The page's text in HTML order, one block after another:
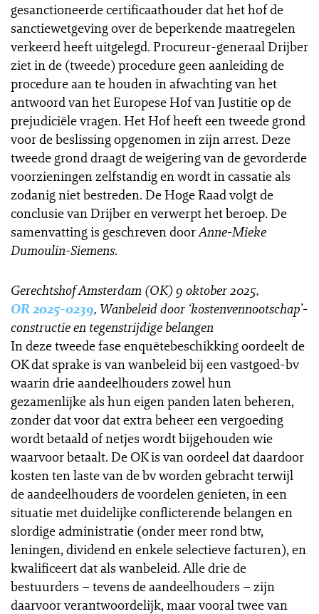
gesanctioneerde certificaathouder dat het hof de
sanctiewetgeving over de beperkende maatregelen
verkeerd heeft uitgelegd. Procureur-generaal Drijber
ziet in de (tweede) procedure geen aanleiding de
procedure aan te houden in afwachting van het
antwoord van het Europese Hof van Justitie op de
prejudiciële vragen. Het Hof heeft een tweede grond
voor de beslissing opgenomen in zijn arrest. Deze
tweede grond draagt de weigering van de gevorderde
voorzieningen zelfstandig en wordt in cassatie als
zodanig niet bestreden. De Hoge Raad volgt de
conclusie van Drijber en verwerpt het beroep. De
samenvatting is geschreven doorAnne-Mieke
Dumoulin-Siemens.
Gerechtshof Amsterdam (OK) 9 oktober 2025,
OR 2025-0239, Wanbeleid door ‘kostenvennootschap’-
constructie en tegenstrijdige belangen
In deze tweede fase enquêtebeschikking oordeelt de
OK dat sprake is van wanbeleid bij een vastgoed-bv
waarin drie aandeelhouders zowel hun
gezamenlijke als hun eigen panden laten beheren,
zonder dat voor dat extra beheer een vergoeding
wordt betaald of netjes wordt bijgehouden wie
waarvoor betaalt. De OK is van oordeel dat daardoor
kosten ten laste van de bv worden gebracht terwijl
de aandeelhouders de voordelen genieten, in een
situatie met duidelijke conflicterende belangen en
slordige administratie (onder meer rond btw,
leningen, dividend en enkele selectieve facturen), en
kwalificeert dat als wanbeleid. Alle drie de
bestuurders – tevens de aandeelhouders – zijn
daarvoor verantwoordelijk, maar vooral twee van